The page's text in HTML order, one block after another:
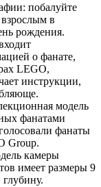
побалуйте
в
рождения.
о фанате,
LEGO,
инструкции,
модель
фанатами
фанаты
Group.
камеры
имеет размеры 9